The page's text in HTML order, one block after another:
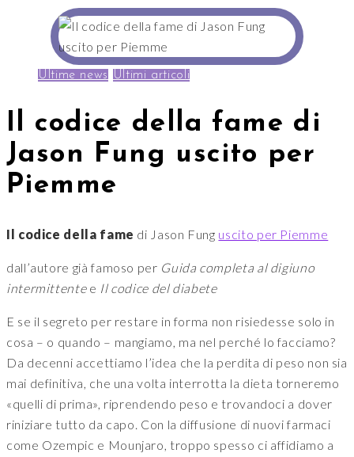
Ultime news Ultimi articoli
Il codice della fame di
Jason Fung uscito per
Piemme
Il codice della fame di Jason Fung uscito per Piemme
dall’autore già famoso per Guida completa al digiuno
intermittentee Il codice del diabete
E se il segreto per restare in forma non risiedesse solo in
cosa – o quando – mangiamo, ma nel perché lo facciamo?
Da decenni accettiamo l’idea che la perdita di peso non sia
mai definitiva, che una volta interrotta la dieta torneremo
«quelli di prima», riprendendo peso e trovandoci a dover
riniziare tutto da capo. Con la diffusione di nuovi farmaci
come Ozempic e Mounjaro, troppo spesso ci affidiamo a